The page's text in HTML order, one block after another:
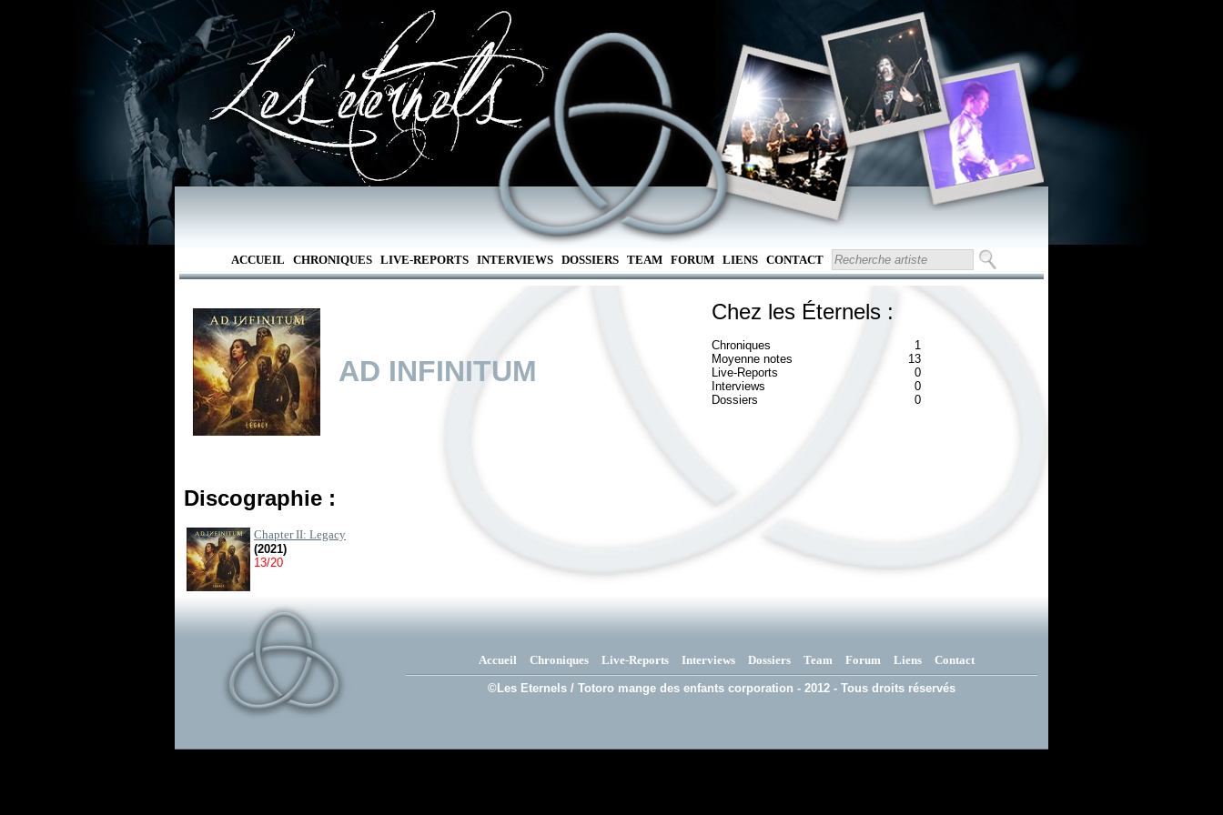
ACCUEIL CHRONIQUES LIVE-REPORTS INTERVIEWS DOSSIERS TEAM FORUM LIENS CONTACT
AD INFINITUM
Chez les Éternels :
Chroniques
1
Moyenne notes
13
Live-Reports
0
Interviews
0
Dossiers
0
Discographie :
Chapter II: Legacy
(2021)
13/20
Accueil Chroniques Live-Reports Interviews Dossiers Team Forum Liens Contact
©Les Eternels / Totoro mange des enfants corporation - 2012 - Tous droits réservés